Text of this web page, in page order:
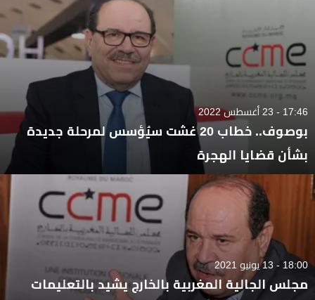
17:46 - 23 أغسطس 2022
بوصوف.. خطاب 20 غشت سيُؤسس لمرحلة جديدة
بشأن قضايا الهجرة
18:00 - 13 يونيو 2021
مجلس الجالية المغربية بالخارج يشيد بالتعليمات